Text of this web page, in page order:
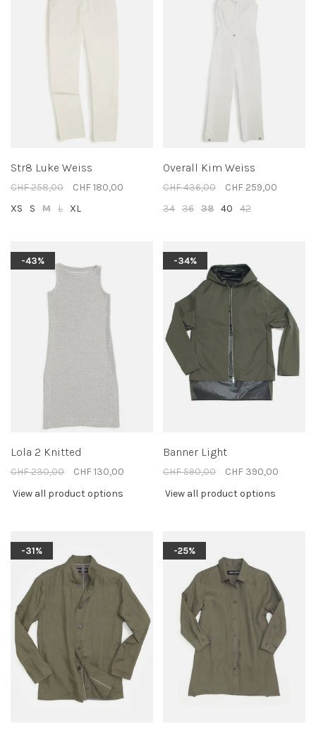
Str8 Luke Weiss
CHF 258,00
CHF 180,00
XS
S M L XL
Overall Kim Weiss
CHF 436,00
CHF 259,00
34 36 38 40 42
-43%
Lola 2 Knitted
CHF 230,00
CHF 130,00
View all product options
-34%
Banner Light
CHF 590,00
CHF 390,00
View all product options
-31% -25%